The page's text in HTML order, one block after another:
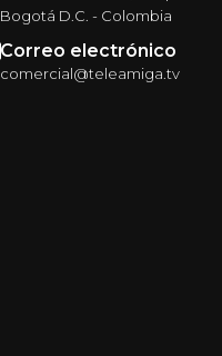
Bogotá D.C. - Colombia
Correo electrónico
comercial@teleamiga.tv